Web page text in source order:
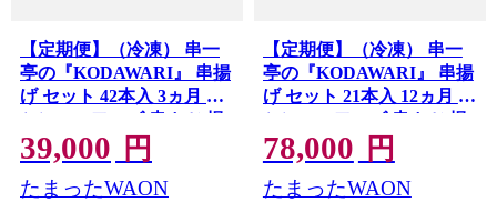
【定期便】（冷凍） 串一
亭の『KODAWARI』 串揚
げ セット 42本入 3ヵ月 ／
シンコーフーズ 串カツ 揚
げ物 ポテト 鶏肉 豚肉 エビ
ホタテ チーズ 餅 ソース付
奈良県 葛城市【skfd-
39,000 円
たまったWAON
【定期便】（冷凍） 串一
亭の『KODAWARI』 串揚
げ セット 21本入 12ヵ月 ／
シンコーフーズ 串カツ 揚
げ物 ポテト 鶏肉 豚肉 エビ
ホタテ チーズ 餅 ソース付
奈良県 葛城市【skfd-
78,000 円
たまったWAON